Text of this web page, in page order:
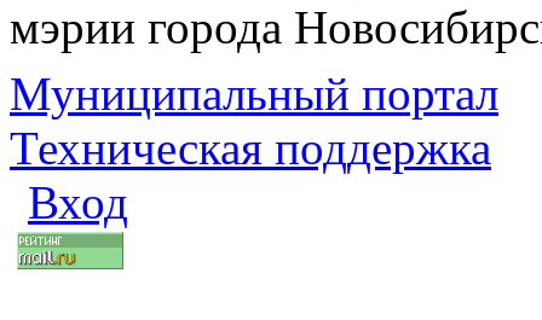
мэрии города
Муниципальный портал
Техническая поддержка
Вход